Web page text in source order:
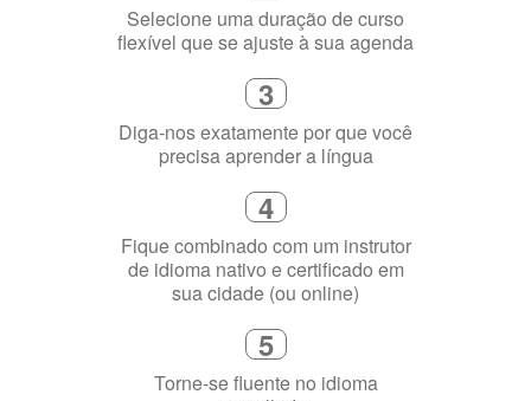
2
Selecione uma duração de curso
flexível que se ajuste à sua agenda
3
Diga-nos exatamente por que você
precisa aprender a língua
4
Fique combinado com um instrutor
de idioma nativo e certificado em
sua cidade (ou online)